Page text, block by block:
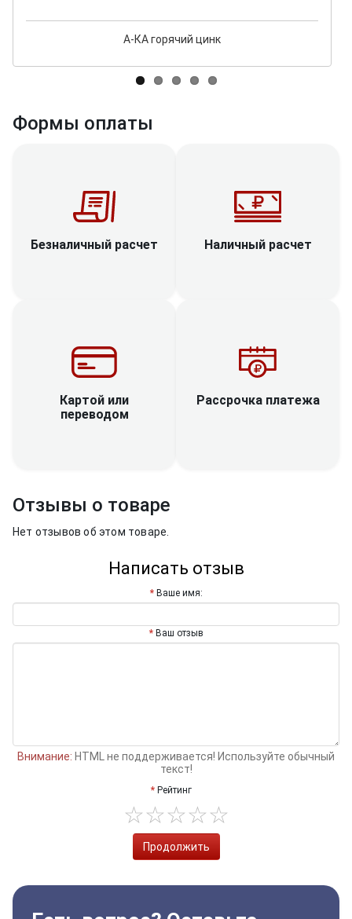
А-КА горячий цинк
Формы оплаты
Безналичный расчет Наличный расчет
Картой или
переводом
Рассрочка платежа
Отзывы о товаре
Нет отзывов об этом товаре.
Написать отзыв
Ваше имя:
Ваш отзыв
Внимание: HTML не поддерживается! Используйте обычный
текст!
Рейтинг
Продолжить